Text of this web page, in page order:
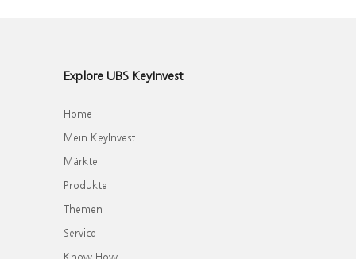
Explore UBS KeyInvest
Home
Mein KeyInvest
Märkte
Produkte
Themen
Service